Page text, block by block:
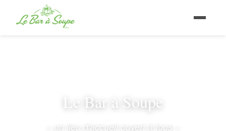
Le Bar à Soupe
– un lieu d'accueil ouvert à tous –